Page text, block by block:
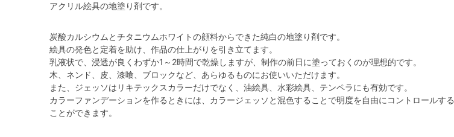
アクリル絵具の地塗り剤です。
炭酸カルシウムとチタニウムホワイトの顔料からできた純白の地塗り剤です。
絵具の発色と定着を助け、作品の仕上がりを引き立てます。
乳液状で、浸透が良くわずか1～2時間で乾燥しますが、制作の前日に塗っておくのが理想的です。
木、ネンド、皮、漆喰、ブロックなど、あらゆるものにお使いいただけます。
また、ジェッソはリキテックスカラーだけでなく、油絵具、水彩絵具、テンペラにも有効です。
カラーファンデーションを作るときには、カラージェッソと混色することで明度を自由にコントロールする
ことができます。